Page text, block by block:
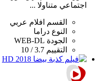
اجتماعي متناولا ...
القسم
افلام عربي
النوع دراما
الجودة WEB-DL
التقييم 3.7 / 10